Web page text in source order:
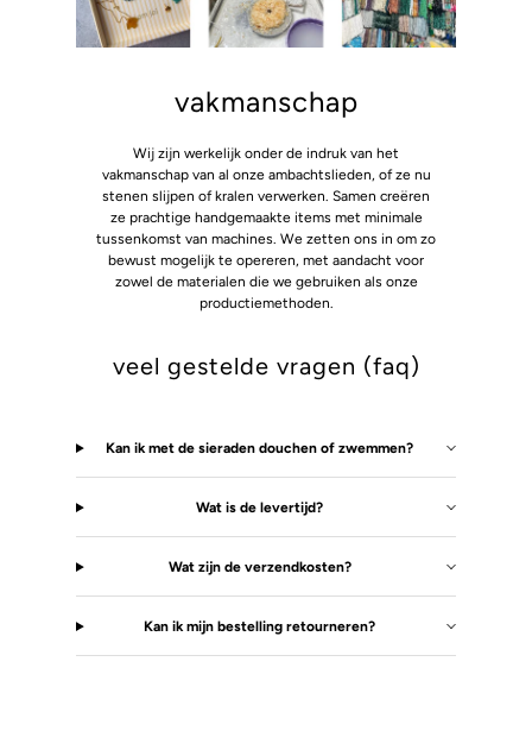
vakmanschap
Wij zijn werkelijk onder de indruk van het
vakmanschap van al onze ambachtslieden, of ze nu
stenen slijpen of kralen verwerken. Samen creëren
ze prachtige handgemaakte items met minimale
tussenkomst van machines. We zetten ons in om zo
bewust mogelijk te opereren, met aandacht voor
zowel de materialen die we gebruiken als onze
productiemethoden.
veel gestelde vragen (faq)
Kan ik met de sieraden douchen of zwemmen?
Wat is de levertijd?
Wat zijn de verzendkosten?
Kan ik mijn bestelling retourneren?